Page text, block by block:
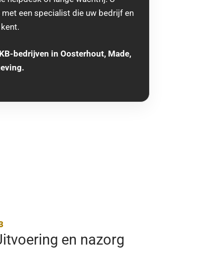
een specialist die uw bedrijf en
bedrijven in Oosterhout, Made,
en nazorg